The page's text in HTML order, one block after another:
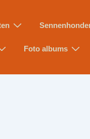
Foto albums